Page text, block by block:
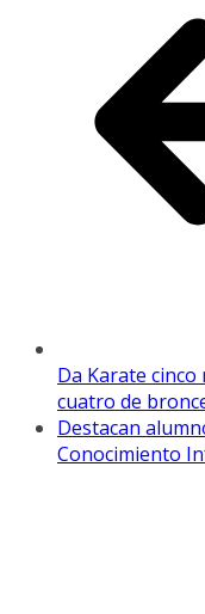
Da Karate cinco
cuatro de
Destacan
Conocimiento